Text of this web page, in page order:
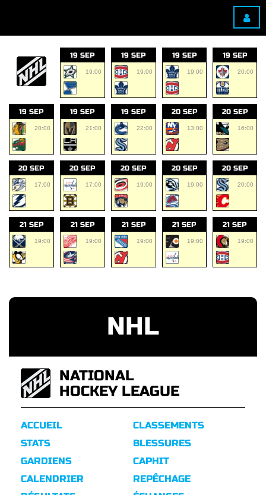
19 SEP
19:00
19 SEP
19:00
19 SEP
19:00
19 SEP
20:00
19 SEP
20:00
19 SEP
21:00
19 SEP
22:00
20 SEP
13:00
20 SEP
16:00
20 SEP
17:00
20 SEP
17:00
20 SEP
19:00
20 SEP
19:00
20 SEP
20:00
21 SEP
19:00
21 SEP
19:00
21 SEP
19:00
21 SEP
19:00
21 SEP
19:00
NHL
NATIONAL
HOCKEY LEAGUE
ACCUEIL
STATS
GARDIENS
CALENDRIER
CLASSEMENTS
BLESSURES
CAPHIT
REPÊCHAGE